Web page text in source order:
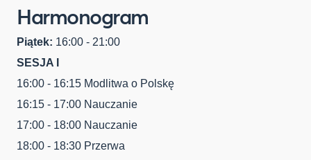
Harmonogram
Piątek: 16:00 - 21:00
SESJA I
16:00 - 16:15 Modlitwa o Polskę
16:15 - 17:00 Nauczanie
17:00 - 18:00 Nauczanie
18:00 - 18:30 Przerwa